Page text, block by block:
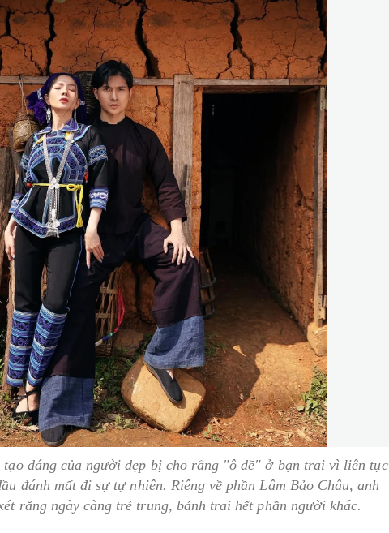
tạo dáng của người đẹp bị cho rằng "ô dề" ở bạn trai vì liên tục
đánh mất đi sự tự nhiên. Riêng về phần Lâm Bảo Châu, anh
rằng ngày càng trẻ trung, bảnh trai hết phần người khác.